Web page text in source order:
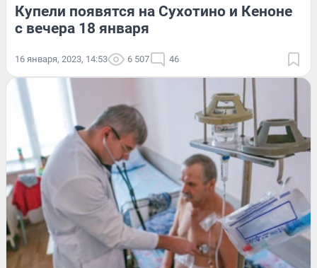
Купели появятся на Сухотино и Кеноне
с вечера 18 января
16 января, 2023, 14:53 6 507 46